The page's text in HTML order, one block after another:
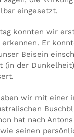
eingesetzt.
konnten wir
erkennen. Er
Beisein
(in der
wir mit einer
hat nach Antons
seinen